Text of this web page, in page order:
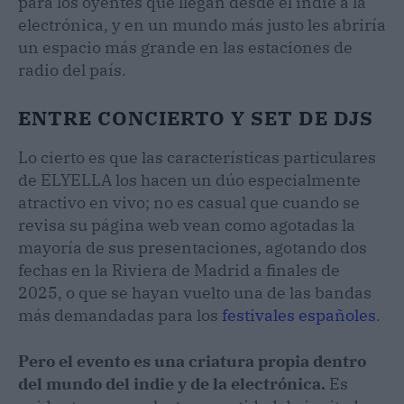
electrónica, y en un mundo más justo les abriría
un espacio más grande en las estaciones de
radio del país.
ENTRE CONCIERTO Y SET DE DJS
Lo cierto es que las características particulares
de ELYELLA los hacen un dúo especialmente
atractivo en vivo; no es casual que cuando se
revisa su página web vean como agotadas la
mayoría de sus presentaciones, agotando dos
fechas en la Riviera de Madrid a finales de
2025, o que se hayan vuelto una de las bandas
más demandadas para los festivales españoles.
Pero el evento es una criatura propia dentro
del mundo del indie y de la electrónica. Es